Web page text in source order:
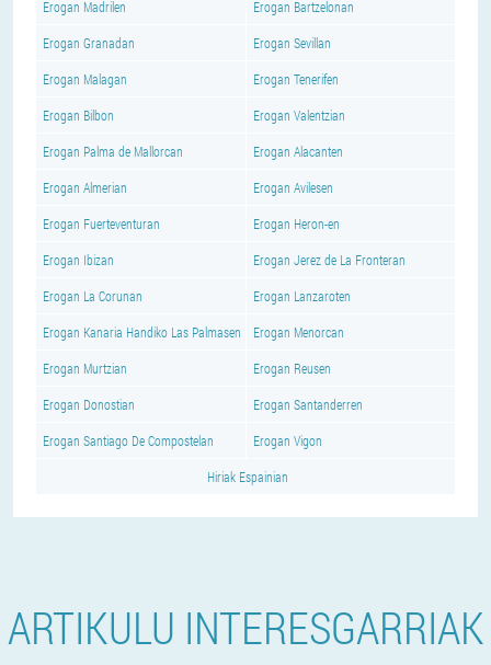
Erogan Madrilen Erogan Bartzelonan
Erogan Granadan Erogan Sevillan
Erogan Malagan Erogan Tenerifen
Erogan Bilbon Erogan Valentzian
Erogan Palma de Mallorcan Erogan Alacanten
Erogan Almerian Erogan Avilesen
Erogan Fuerteventuran Erogan Heron-en
Erogan Ibizan Erogan Jerez de La Fronteran
Erogan La Corunan Erogan Lanzaroten
Erogan Kanaria Handiko Las Palmasen Erogan Menorcan
Erogan Murtzian Erogan Reusen
Erogan Donostian Erogan Santanderren
Erogan Santiago De Compostelan Erogan Vigon
Hiriak Espainian
ARTIKULU INTERESGARRIAK